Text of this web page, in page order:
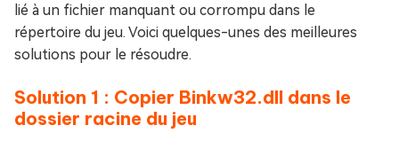
lié à un fichier manquant ou corrompu dans le
répertoire du jeu. Voici quelques-unes des meilleures
solutions pour le résoudre.
Solution 1 : Copier Binkw32.dll dans le
dossier racine du jeu